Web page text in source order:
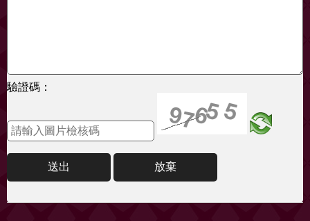
驗證碼：
送出 放棄